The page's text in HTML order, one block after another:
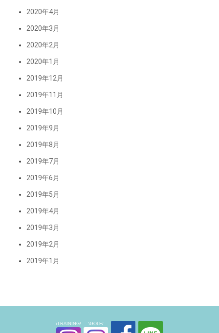
2020年4月
2020年3月
2020年2月
2020年1月
2019年12月
2019年11月
2019年10月
2019年9月
2019年8月
2019年7月
2019年6月
2019年5月
2019年4月
2019年3月
2019年2月
2019年1月
\TRAINING/ \GOLF/